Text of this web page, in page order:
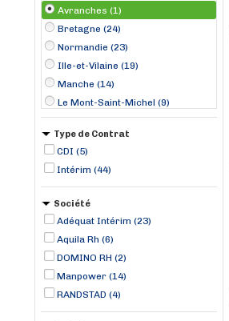
Avranches (1)
Bretagne (24)
Normandie (23)
Ille-et-Vilaine (19)
Manche (14)
Le Mont-Saint-Michel (9)
Saint-Malo (8)
Bayeux (3)
Dinan (3)
Dinard (3)
Type de Contrat
CDI (5)
Intérim (44)
Société
Adéquat Intérim (23)
Aquila Rh (6)
DOMINO RH (2)
Manpower (14)
RANDSTAD (4)